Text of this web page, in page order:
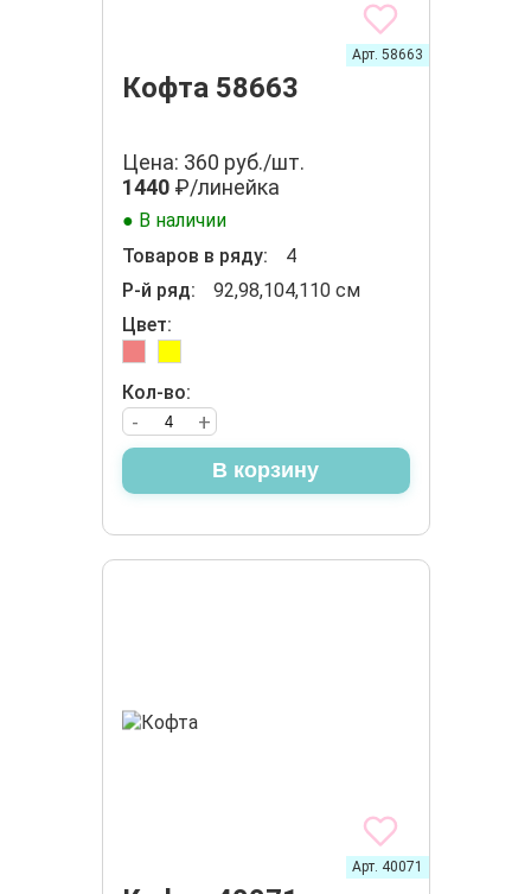
Кофта 58663
Арт. 58663
Цена: 360 руб./шт.
1440₽/линейка
● В наличии
Товаров в ряду:
4
Р-й ряд:
92,98,104,110 см
Цвет:
Кол-во:
+
-
В корзину
Арт. 40071